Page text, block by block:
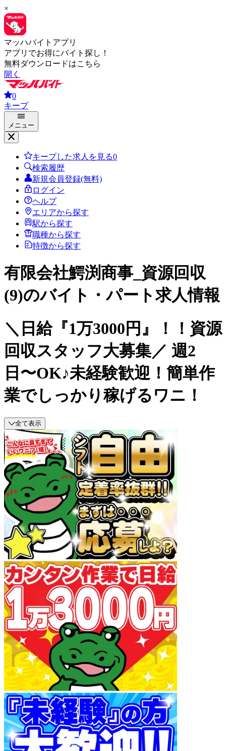
×
マッハバイトアプリ
アプリでお得にバイト探し！
無料ダウンロードはこちら
開く
0
キープ
メニュー
キープした求人を見る0
検索履歴
新規会員登録(無料)
ログイン
ヘルプ
エリアから探す
駅から探す
職種から探す
特徴から探す
有限会社鰐渕商事_資源回収
(9)のバイト・パート求人情報
＼日給『1万3000円』！！資源
回収スタッフ大募集／ 週2
日〜OK♪未経験歓迎！簡単作
業でしっかり稼げるワニ！
全て表示